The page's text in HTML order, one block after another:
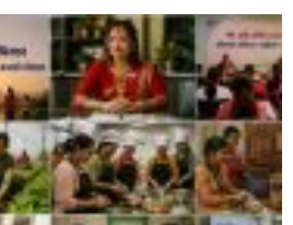
शिव भाइरल पहाड
बन्दै,